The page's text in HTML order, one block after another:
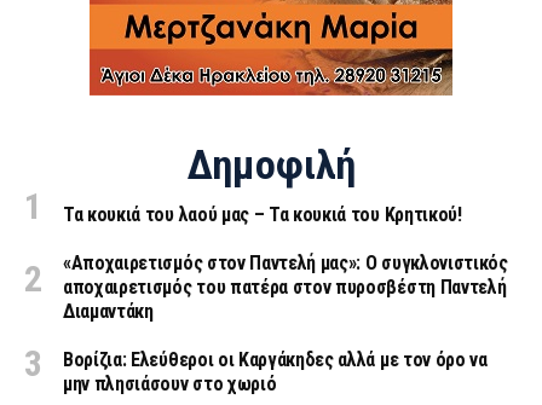
Δημοφιλή
Τα κουκιά του λαού μας – Τα κουκιά του Κρητικού!
«Aποχαιρετισμός στον Παντελή μας»: Ο συγκλονιστικός
αποχαιρετισμός του πατέρα στον πυροσβέστη Παντελή
Διαμαντάκη
Βορίζια: Ελεύθεροι οι Καργάκηδες αλλά με τον όρο να
μην πλησιάσουν στο χωριό